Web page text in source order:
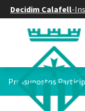
Decidim Calafell-
Pressupostos